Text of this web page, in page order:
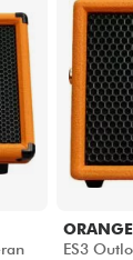
ORANGE
ES3